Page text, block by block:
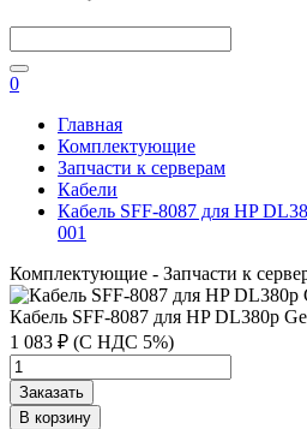
0
Главная
Комплектующие
Запчасти к серверам
Кабели
Кабель SFF-8087 для HP
001
Комплектующие - Запчасти к
Кабель SFF-8087 для HP DL380p
1 083 ₽ (С НДС 5%)
Заказать
В корзину